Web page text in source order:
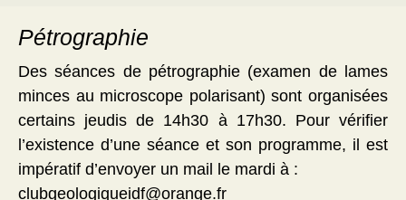
Pétrographie
Des séances de pétrographie (examen de lames
minces au microscope polarisant) sont organisées
certains jeudis de 14h30 à 17h30. Pour vérifier
l’existence d’une séance et son programme, il est
impératif d’envoyer un mail le mardi à :
clubgeologiqueidf@orange.fr